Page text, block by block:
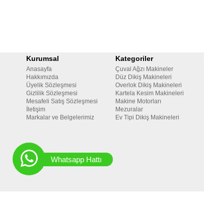
Kurumsal
Anasayfa
Hakkımızda
Üyelik Sözleşmesi
Gizlilik Sözleşmesi
Mesafeli Satış Sözleşmesi
İletişim
Markalar ve Belgelerimiz
Kategoriler
Çuval Ağzı Makineler
Düz Dikiş Makineleri
Overlok Dikiş Makineleri
Kartela Kesim Makineleri
Makine Motorları
Mezuralar
Ev Tipi Dikiş Makineleri
Whatsapp Hattı